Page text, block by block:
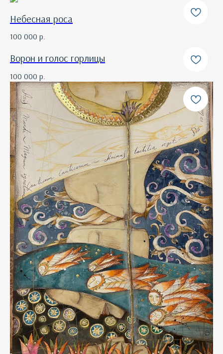
Небесная роса
100 000 р.
Ворон и голос горлицы
100 000 р.